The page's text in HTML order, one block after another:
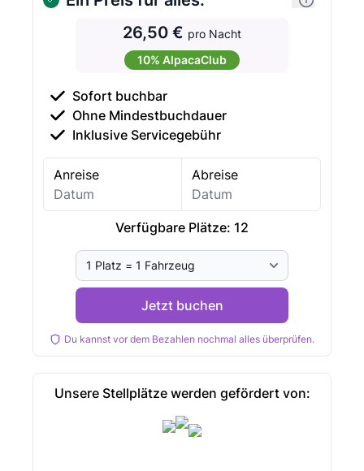
26,50 € pro Nacht
10% AlpacaClub
Sofort buchbar
Ohne Mindestbuchdauer
Inklusive Servicegebühr
Anreise Abreise
Verfügbare Plätze: 12
Jetzt buchen
Du kannst vor dem Bezahlen nochmal alles überprüfen.
Unsere Stellplätze werden gefördert von: